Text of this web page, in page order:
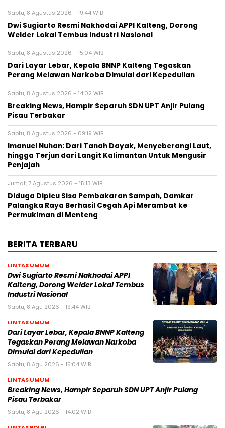
Sabtu, 8 Agustus 2026 - 19:44 WIB
Dwi Sugiarto Resmi Nakhodai APPI Kalteng, Dorong
Welder Lokal Tembus Industri Nasional
Sabtu, 8 Agustus 2026 - 15:04 WIB
Dari Layar Lebar, Kepala BNNP Kalteng Tegaskan
Perang Melawan Narkoba Dimulai dari Kepedulian
Sabtu, 8 Agustus 2026 - 14:02 WIB
Breaking News, Hampir Separuh SDN UPT Anjir Pulang
Pisau Terbakar
Sabtu, 8 Agustus 2026 - 09:19 WIB
Imanuel Nuhan: Dari Tanah Dayak, Menyeberangi Laut,
hingga Terjun dari Langit Kalimantan Untuk Mengusir
Penjajah
Jumat, 7 Agustus 2026 - 15:13 WIB
Diduga Dipicu Sisa Pembakaran Sampah, Damkar
Palangka Raya Berhasil Cegah Api Merambat ke
Permukiman di Menteng
BERITA TERBARU
LINTAS UMUM
Dwi Sugiarto Resmi Nakhodai APPI
Kalteng, Dorong Welder Lokal Tembus
Industri Nasional
Sabtu, 8 Agu 2026 - 19:44 WIB
LINTAS UMUM
Dari Layar Lebar, Kepala BNNP Kalteng
Tegaskan Perang Melawan Narkoba
Dimulai dari Kepedulian
Sabtu, 8 Agu 2026 - 15:04 WIB
LINTAS UMUM
Breaking News, Hampir Separuh SDN UPT Anjir Pulang
Pisau Terbakar
Sabtu, 8 Agu 2026 - 14:02 WIB